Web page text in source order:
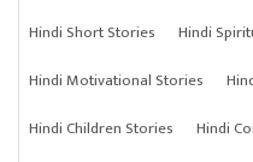
Hindi Short Stories Hindi
Hindi Motivational Stories
Hindi Children Stories
Hindi